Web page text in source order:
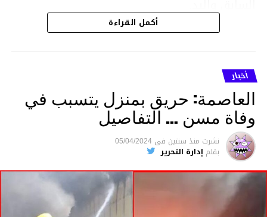
هذا وقد تمكن أعوان مركز الأمن الوطني بحي
هلال في توقيت قياسي من محاصرة المشتبه به
والقبض عليه وإحالته على التحقيق في خصوص
ما نُسبه إليه.
متابعة
قسم الاخبار
أكمل القراءة
أخبار
العاصمة: حريق بمنزل يتسبب في
وفاة مسن … التفاصيل
نشرت منذ سنتين فى 05/04/2024
بقلم إدارة التحرير